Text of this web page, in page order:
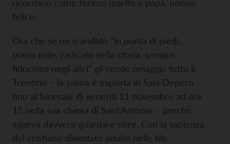
ricordano come tenero marito e papà, nonno
felice.
Ora che se ne è andato “in punta di piedi,
uomo mite, radicato nella storia, sempre
fiducioso negli altri” gli rende omaggio tutto il
Trentino – la salma è esposta in Sala Depero
fino al funerale di venerdì 11 novembre ad ore
15 nella sua chiesa di Sant'Antonio – perchè
sapeva davvero guardare oltre. Con la sapienza
del cristiano diventato adulto nelle file